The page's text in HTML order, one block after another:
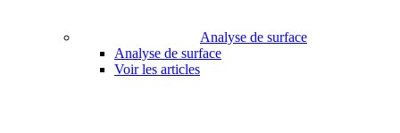
Analyse de surface
Analyse de surface
Voir les articles